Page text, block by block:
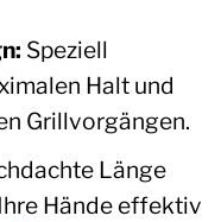
Speziell
Halt und
Grillvorgängen.
Länge
Hände effektiv